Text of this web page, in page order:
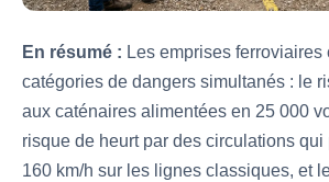
En résumé : Les emprises
catégories de dangers simultanés : le
aux caténaires alimentées en 25 000
risque de heurt par des circulations
160 km/h sur les lignes classiques, et